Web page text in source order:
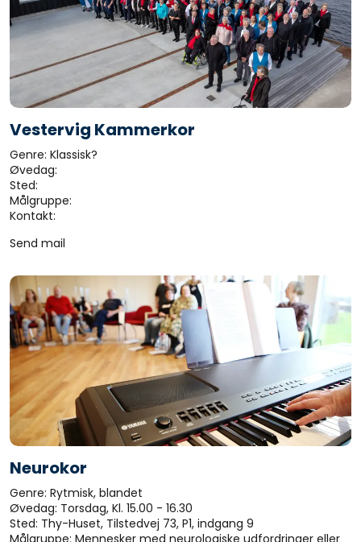
Vestervig Kammerkor
Genre: Klassisk?
Øvedag:
Sted:
Målgruppe:
Kontakt:
Send mail
Neurokor
Genre: Rytmisk, blandet
Øvedag: Torsdag, Kl. 15.00 - 16.30
Sted: Thy-Huset, Tilstedvej 73, P1, indgang 9
Målgruppe: Mennesker med neurologiske udfordringer eller